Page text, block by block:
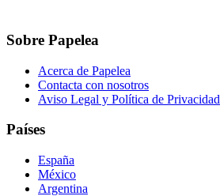
Sobre Papelea
Acerca de Papelea
Contacta con nosotros
Aviso Legal y Política de Privacidad
Países
España
México
Argentina